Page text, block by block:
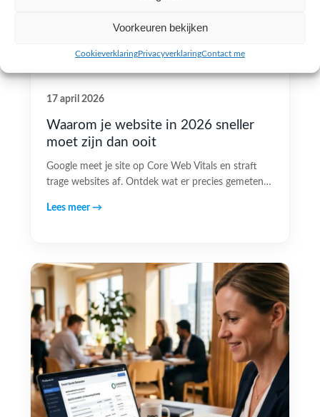
Voorkeuren bekijken
CookieverklaringPrivacyverklaringContact me
17 april 2026
Waarom je website in 2026 sneller
moet zijn dan ooit
Google meet je site op Core Web Vitals en straft
trage websites af. Ontdek wat er precies gemeten…
Lees meer →